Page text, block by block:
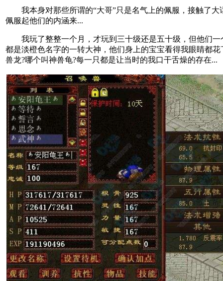
我本身对那些所谓的“大哥”只是名气上的佩服，接触了大
佩服起他们的内涵来...
我玩了整整一个月，才玩到三十级还是五十级，但他们一
都是淡橙色名字的一转大神，他们身上的宝宝看得我眼睛都花
兽龙?哪个叫神兽龟?每一只都是让当时的我口干舌燥的存在...